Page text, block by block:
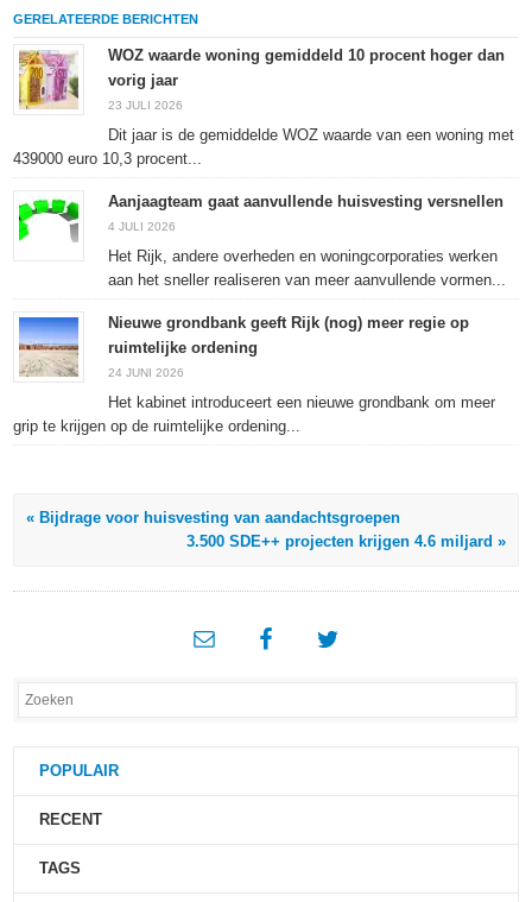
Facebook
(Wordt
een
nieuw
venster
geopend)
delen
(Wordt
een
nieuw
venster
geopend)
Twitter
(Wordt
een
venster
geopend)
nieuw
venster
GERELATEERDE BERICHTEN
WOZ waarde woning gemiddeld 10 procent hoger dan
vorig jaar
23 JULI 2026
Dit jaar is de gemiddelde WOZ waarde van een woning met
439000 euro 10,3 procent...
Aanjaagteam gaat aanvullende huisvesting versnellen
4 JULI 2026
Het Rijk, andere overheden en woningcorporaties werken
aan het sneller realiseren van meer aanvullende vormen...
Nieuwe grondbank geeft Rijk (nog) meer regie op
ruimtelijke ordening
24 JUNI 2026
Het kabinet introduceert een nieuwe grondbank om meer
grip te krijgen op de ruimtelijke ordening...
« Bijdrage voor huisvesting van aandachtsgroepen
3.500 SDE++ projecten krijgen 4.6 miljard »
POPULAIR
RECENT
TAGS